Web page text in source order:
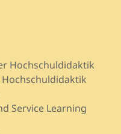
Hochschuldidaktik
Service Learning